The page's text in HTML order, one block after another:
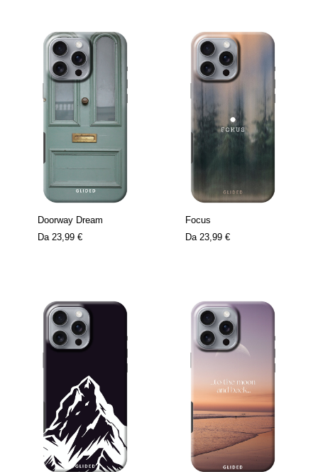
Doorway Dream
Da 23,99 €
Focus
Da 23,99 €